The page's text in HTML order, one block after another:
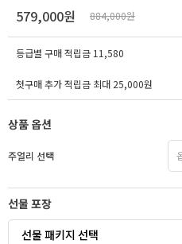
579,000원 884,000원
등급별 구매 적립금 11,580
첫구매 추가 적립금 최대 25,000원
상품 옵션
주얼리 선택
선물 포장
선물 패키지 선택